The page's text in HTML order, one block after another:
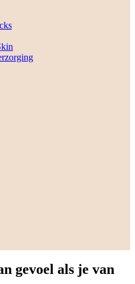
gevoel als je van